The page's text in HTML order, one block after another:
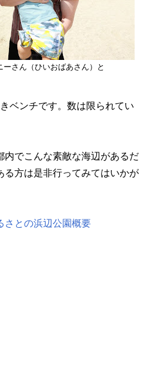
ーさん（ひいおばあさん）と
ベンチです。数は限られてい
内でこんな素敵な海辺があるだ
る方は是非行ってみてはいかが
さとの浜辺公園概要